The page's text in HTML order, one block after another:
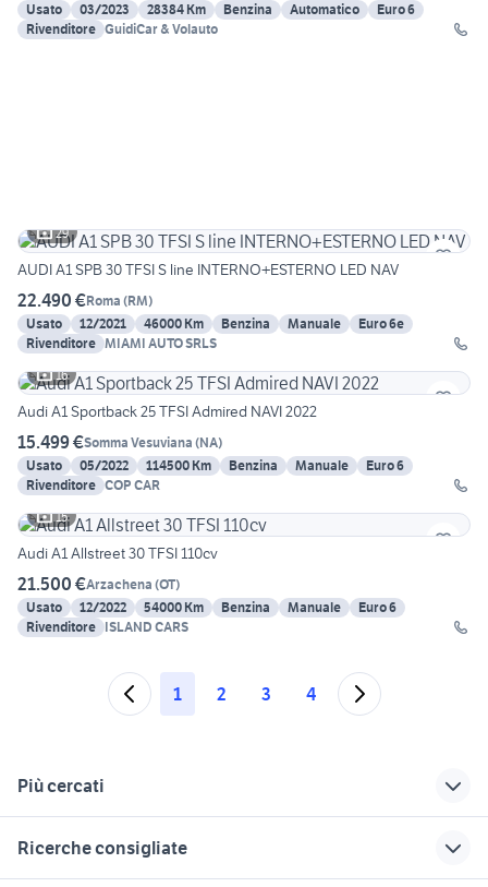
Usato
03/2023 28384 Km Benzina Automatico
Euro 6
Rivenditore GuidiCar & Volauto
29
AUDI A1 SPB 30 TFSI S line INTERNO+ESTERNO LED NAV
22.490 €Roma (RM)
Usato
12/2021 46000 Km Benzina Manuale
Euro 6e
Rivenditore MIAMI AUTO SRLS
16
Audi A1 Sportback 25 TFSI Admired NAVI 2022
15.499 €Somma Vesuviana (NA)
Usato
05/2022 114500 Km Benzina Manuale
Euro 6
Rivenditore COP CAR
15
Audi A1 Allstreet 30 TFSI 110cv
21.500 €Arzachena (OT)
Usato
12/2022 54000 Km Benzina Manuale
Euro 6
Rivenditore ISLAND CARS
1 2 3 4
Più cercati
Ricerche consigliate